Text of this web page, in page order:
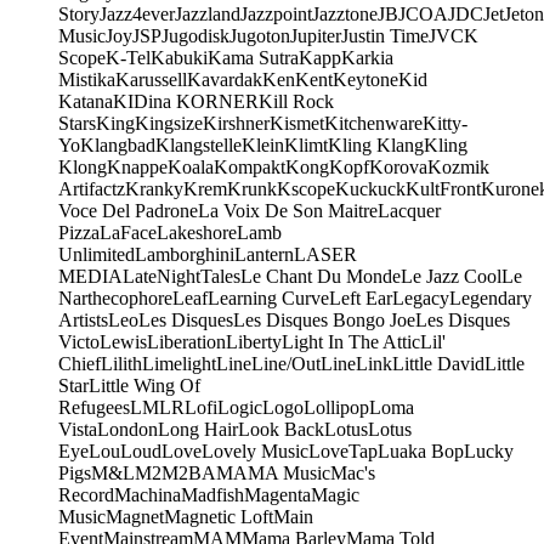
StoryJazz4everJazzlandJazzpointJazztoneJBJCOAJDCJetJeton
MusicJoyJSPJugodiskJugotonJupiterJustin TimeJVCK
ScopeK-TelKabukiKama SutraKappKarkia
MistikaKarussellKavardakKenKentKeytoneKid
KatanaKIDina KORNERKill Rock
StarsKingKingsizeKirshnerKismetKitchenwareKitty-
YoKlangbadKlangstelleKleinKlimtKling KlangKling
KlongKnappeKoalaKompaktKongKopfKorovaKozmik
ArtifactzKrankyKremKrunkKscopeKuckuckKultFront
Voce Del PadroneLa Voix De Son MaitreLacquer
PizzaLaFaceLakeshoreLamb
UnlimitedLamborghiniLanternLASER
MEDIALateNightTalesLe Chant Du MondeLe Jazz CoolLe
NarthecophoreLeafLearning CurveLeft EarLegacyLegendary
ArtistsLeoLes DisquesLes Disques Bongo JoeLes Disques
VictoLewisLiberationLibertyLight In The AtticLil'
ChiefLilithLimelightLineLine/OutLineLinkLittle DavidLittle
StarLittle Wing Of
RefugeesLMLRLofiLogicLogoLollipopLoma
VistaLondonLong HairLook BackLotusLotus
EyeLouLoudLoveLovely MusicLoveTapLuaka BopLucky
PigsM&LM2M2BAMAMA MusicMac's
RecordMachinaMadfishMagentaMagic
MusicMagnetMagnetic LoftMain
EventMainstreamMAMMama BarleyMama Told